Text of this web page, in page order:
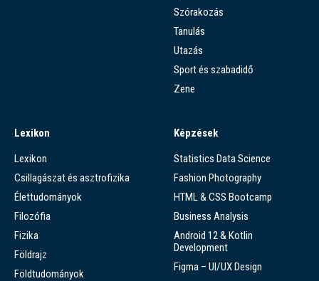
Szórakozás
Tanulás
Utazás
Sport és szabadidő
Zene
Lexikon
Lexikon
Csillagászat és asztrofizika
Élettudományok
Filozófia
Fizika
Földrajz
Földtudományok
Képzések
Statistics Data Science
Fashion Photography
HTML & CSS Bootcamp
Business Analysis
Android 12 & Kotlin
Development
Figma – UI/UX Design